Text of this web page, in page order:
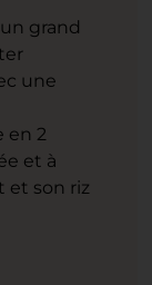
grand
une
en 2
et à
et son riz